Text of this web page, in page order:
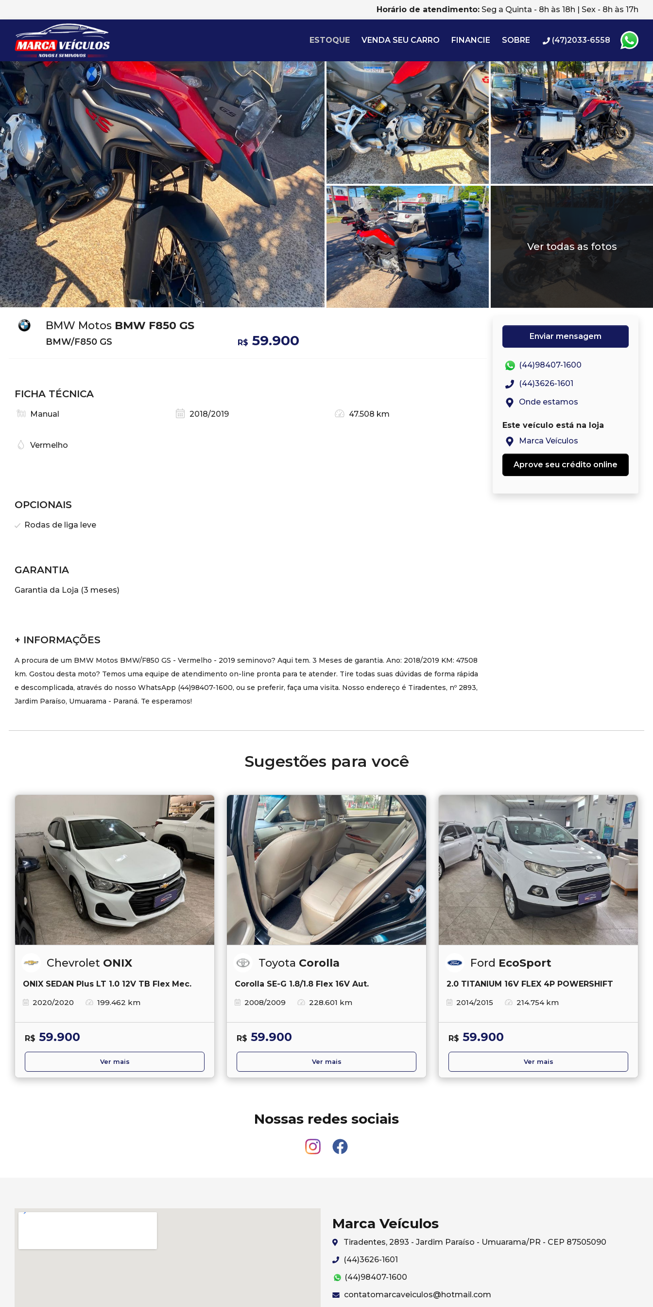
Horário de atendimento: Seg a Quinta - 8h às 18h | Sex - 8h às 17h
ESTOQUE VENDA SEU CARRO FINANCIE SOBRE (47)2033-6558
Ver todas as fotos
BMW Motos BMW F850 GS
BMW/F850 GS R$ 59.900
FICHA TÉCNICA
Manual 2018/2019 47.508 km
Vermelho
OPCIONAIS
Rodas de liga leve
GARANTIA
Garantia da Loja (3 meses)
+ INFORMAÇÕES
A procura de um BMW Motos BMW/F850 GS - Vermelho - 2019 seminovo? Aqui tem. 3 Meses de garantia. Ano: 2018/2019 KM: 47508
km. Gostou desta moto? Temos uma equipe de atendimento on-line pronta para te atender. Tire todas suas dúvidas de forma rápida
e descomplicada, através do nosso WhatsApp (44)98407-1600, ou se preferir, faça uma visita. Nosso endereço é Tiradentes, nº 2893,
Jardim Paraíso, Umuarama - Paraná. Te esperamos!
Enviar mensagem
(44)98407-1600
(44)3626-1601
Onde estamos
Este veículo está na loja
Marca Veículos
Aprove seu crédito online
Sugestões para você
Chevrolet ONIX
ONIX SEDAN Plus LT 1.0 12V TB Flex Mec.
2020/2020
199.462 km
R$ 59.900
Ver mais
Toyota Corolla
Corolla SE-G 1.8/1.8 Flex 16V Aut.
2008/2009
228.601 km
R$ 59.900
Ver mais
Ford EcoSport
2.0 TITANIUM 16V FLEX 4P POWERSHIFT
2014/2015
214.754 km
R$ 59.900
Ver mais
Nossas redes sociais
Marca Veículos
Tiradentes, 2893 - Jardim Paraíso - Umuarama/PR - CEP 87505090
(44)3626-1601
(44)98407-1600
contatomarcaveiculos@hotmail.com